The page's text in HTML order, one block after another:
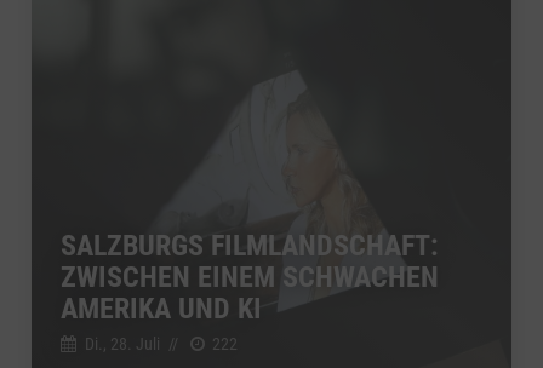
SALZBURGS FILMLANDSCHAFT:
ZWISCHEN EINEM SCHWACHEN
AMERIKA UND KI
Di., 28. Juli // 222